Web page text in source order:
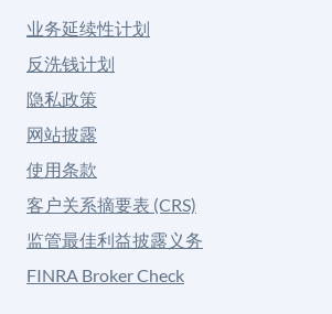
业务延续性计划
反洗钱计划
隐私政策
网站披露
使用条款
客户关系摘要表 (CRS)
监管最佳利益披露义务
FINRA Broker Check